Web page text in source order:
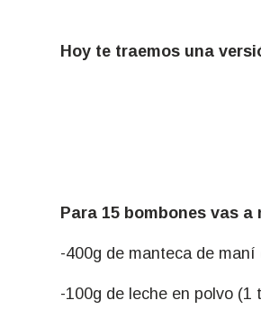
Hoy te traemos una
Bon o
Para 15 bombones vas a
-400g de manteca de
-100g de leche en polvo (1